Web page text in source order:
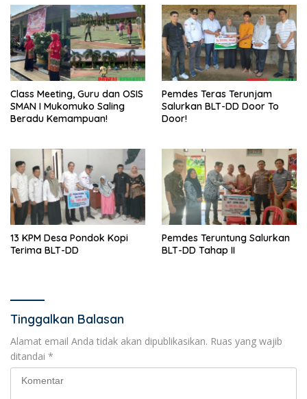
Class Meeting, Guru dan OSIS
SMAN I Mukomuko Saling
Beradu Kemampuan!
Pemdes Teras Terunjam
Salurkan BLT-DD Door To
Door!
13 KPM Desa Pondok Kopi
Terima BLT-DD
Pemdes Teruntung Salurkan
BLT-DD Tahap II
Tinggalkan Balasan
Alamat email Anda tidak akan dipublikasikan. Ruas yang wajib
ditandai *